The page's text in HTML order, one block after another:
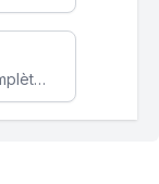
Microsoft 365 une solution complète qui booste votre productivité, renforce la sécurité de vos données et facilite la collaboration.